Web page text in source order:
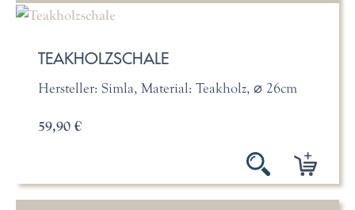
TEAKHOLZSCHALE
Hersteller: Simla, Material: Teakholz, ⌀ 26cm
59,90 €